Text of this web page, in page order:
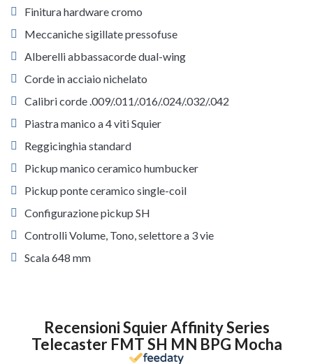
Finitura hardware cromo
Meccaniche sigillate pressofuse
Alberelli abbassacorde dual-wing
Corde in acciaio nichelato
Calibri corde .009/.011/.016/.024/.032/.042
Piastra manico a 4 viti Squier
Reggicinghia standard
Pickup manico ceramico humbucker
Pickup ponte ceramico single-coil
Configurazione pickup SH
Controlli Volume, Tono, selettore a 3 vie
Scala 648 mm
Recensioni Squier Affinity Series
Telecaster FMT SH MN BPG Mocha